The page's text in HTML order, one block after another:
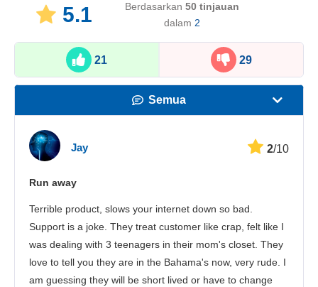
5.1 Berdasarkan 50tinjauan
dalam 2
21 29
Semua
Layanan pelanggan
Jay 2/10
Run away
Terrible product, slows your internet down so bad.
Support is a joke. They treat customer like crap, felt like I
was dealing with 3 teenagers in their mom's closet. They
love to tell you they are in the Bahama's now, very rude. I
am guessing they will be short lived or have to change